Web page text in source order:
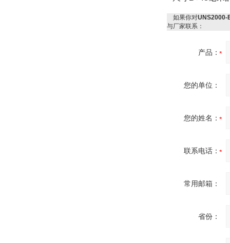
如果你对UNS2000-
与厂家联系：
产品：
您的单位：
您的姓名：
联系电话：
常用邮箱：
省份：